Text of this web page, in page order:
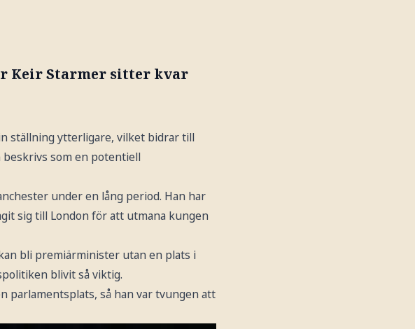
Keir Starmer sitter kvar
ställning ytterligare, vilket bidrar till
som en potentiell
under en lång period. Han har
sig till London för att utmana kungen
bli premiärminister utan en plats i
blivit så viktig.
parlamentsplats, så han var tvungen att